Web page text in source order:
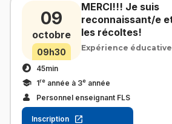
09
octobre
09h30
MERCI!!! Je suis
reconnaissant/e
les récoltes!
Expérience
45min
1re année à 3e année
Personnel enseignant FLS
Inscription